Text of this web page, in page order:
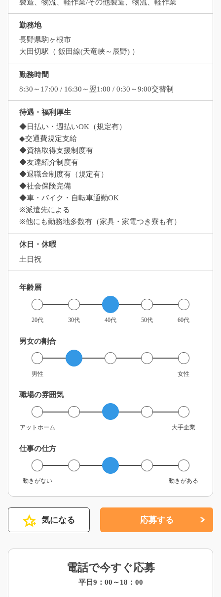
製造、物流、軽作業/その他製造、物流、軽作業
勤務地
長野県駒ヶ根市
大田切駅（ 飯田線(天竜峡～辰野) ）
勤務時間
8:30～17:00 / 16:30～翌1:00 / 0:30～9:00交替制
待遇・福利厚生
◆日払い・週払いOK（規定有）
◆交通費規定支給
◆資格取得支援制度有
◆友達紹介制度有
◆退職金制度有（規定有）
◆社会保険完備
◆車・バイク・自転車通勤OK
※派遣先による
※他にも勤務地多数有（家具・家電つき寮も有）
休日・休暇
土日祝
年齢層
20代 30代 40代 50代 60代
男女の割合
男性 女性
職場の雰囲気
アットホーム 大手企業
仕事の仕方
動きがない 動きがある
気になる 応募する
電話で今すぐ応募
平日9：00～18：00